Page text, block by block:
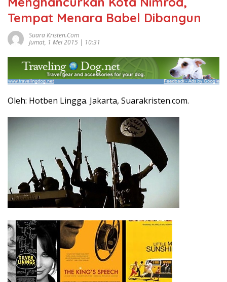
Tempat Menara Babel Dibangun
Suara Kristen.com
Jumat, 1 Mei 2015 | 10:31
Oleh: Hotben Lingga. Jakarta, Suarakristen.com.